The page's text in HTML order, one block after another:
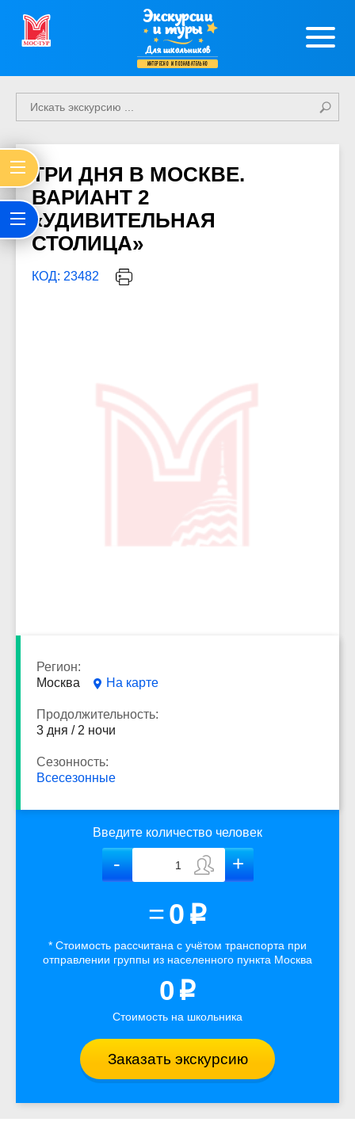
Экскурсии
и туры
Для школьников
интересно и познавательно
ТРИ ДНЯ В МОСКВЕ.
ВАРИАНТ 2
«УДИВИТЕЛЬНАЯ
СТОЛИЦА»
КОД: 23482
Регион:
Москва
На карте
Продолжительность:
3 дня / 2 ночи
Сезонность:
Всесезонные
Введите количество человек
=0 p
* Стоимость рассчитана с учётом транспорта при
отправлении группы из населенного пункта Москва
0 p
Стоимость на школьника
Заказать экскурсию